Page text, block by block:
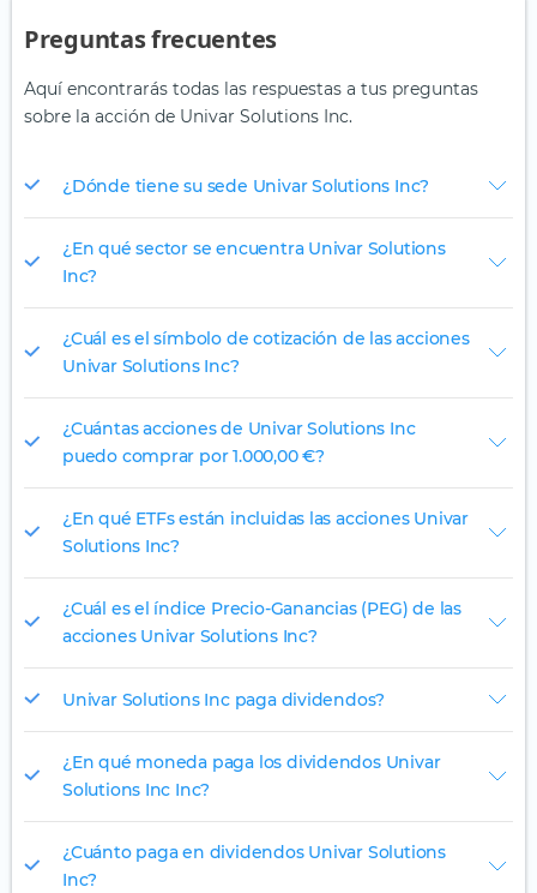
Preguntas frecuentes
Aquí encontrarás todas las respuestas a tus preguntas
sobre la acción de Univar Solutions Inc.
¿Dónde tiene su sede Univar Solutions Inc?
¿En qué sector se encuentra Univar Solutions
Inc?
¿Cuál es el símbolo de cotización de las acciones
Univar Solutions Inc?
¿Cuántas acciones de Univar Solutions Inc
puedo comprar por 1.000,00 €?
¿En qué ETFs están incluidas las acciones Univar
Solutions Inc?
¿Cuál es el índice Precio-Ganancias (PEG) de las
acciones Univar Solutions Inc?
Univar Solutions Inc paga dividendos?
¿En qué moneda paga los dividendos Univar
Solutions Inc Inc?
¿Cuánto paga en dividendos Univar Solutions
Inc?